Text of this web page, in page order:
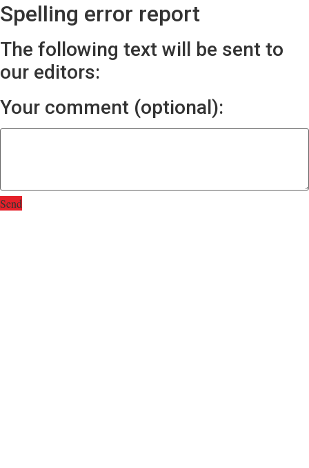
Spelling error report
The following text will be sent to
our editors:
Your comment (optional):
Send